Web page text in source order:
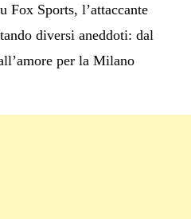
Fox Sports, l’attaccante
diversi aneddoti: dal
per la Milano